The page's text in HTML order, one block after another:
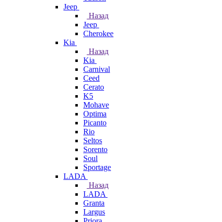
Jeep
Назад
Jeep
Cherokee
Kia
Назад
Kia
Carnival
Ceed
Cerato
K5
Mohave
Optima
Picanto
Rio
Seltos
Sorento
Soul
Sportage
LADA
Назад
LADA
Granta
Largus